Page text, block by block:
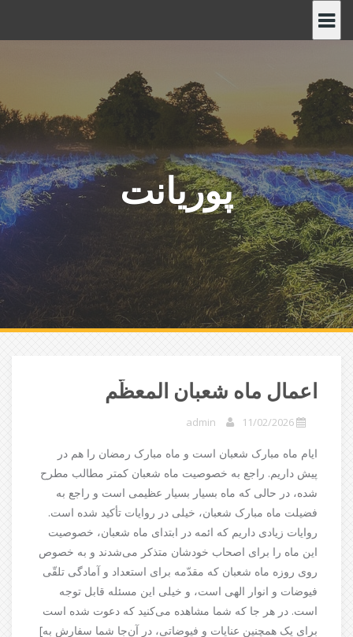
ه
م
ح
و
ا
پوریانت
اعمال ماه شعبان المعظّم
11/02/2026
admin
ایام ماه مبارک شعبان است و ماه مبارک رمضان را هم در
پیش داریم. راجع به خصوصیت ماه شعبان کمتر مطالب مطرح
شده، در حالی که ماه بسیار بسیار عظیمی است و راجع به
فضیلت ماه مبارک شعبان، خیلی در روایات تأکید شده است.
روایات زیادی داریم که ائمه در ابتدای ماه شعبان، خصوصیت
این ماه را برای اصحاب خودشان متذکر می‌شدند و به خصوص
روی روزه ماه شعبان که مقدّمه برای استعداد و آمادگی تلقّی
فیوضات و انوار الهی است، و خیلی این مسئله قابل توجه
است. در هر جا که شما مشاهده می‌کنید که دعوت شده است
برای یک همچنین عنایات و فیوضاتی، در آن‌جا شما سفارش به‌]